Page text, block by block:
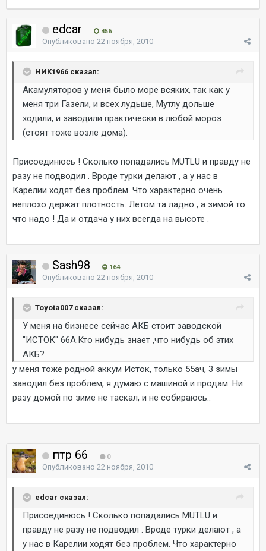
edcar 456
Опубликовано 22 ноября, 2010
НИК1966 сказал:
Акамуляторов у меня было море всяких, так как у
меня три Газели, и всех лудьше, Мутлу дольше
ходили, и заводили практически в любой мороз
(стоят тоже возле дома).
Присоединюсь ! Сколько попадались MUTLU и правду не
разу не подводил . Вроде турки делают , а у нас в
Карелии ходят без проблем. Что характерно очень
неплохо держат плотность. Летом та ладно , а зимой то
что надо ! Да и отдача у них всегда на высоте .
Sash98 164
Опубликовано 22 ноября, 2010
Toyota007 сказал:
У меня на бизнесе сейчас АКБ стоит заводской
"ИСТОК" 66А.Кто нибудь знает ,что нибудь об этих
АКБ?
у меня тоже родной аккум Исток, только 55ач, 3 зимы
заводил без проблем, я думаю с машиной и продам. Ни
разу домой по зиме не таскал, и не собираюсь..
птр 66 0
Опубликовано 22 ноября, 2010
edcar сказал:
Присоединюсь ! Сколько попадались MUTLU и
правду не разу не подводил . Вроде турки делают , а
у нас в Карелии ходят без проблем. Что характерно